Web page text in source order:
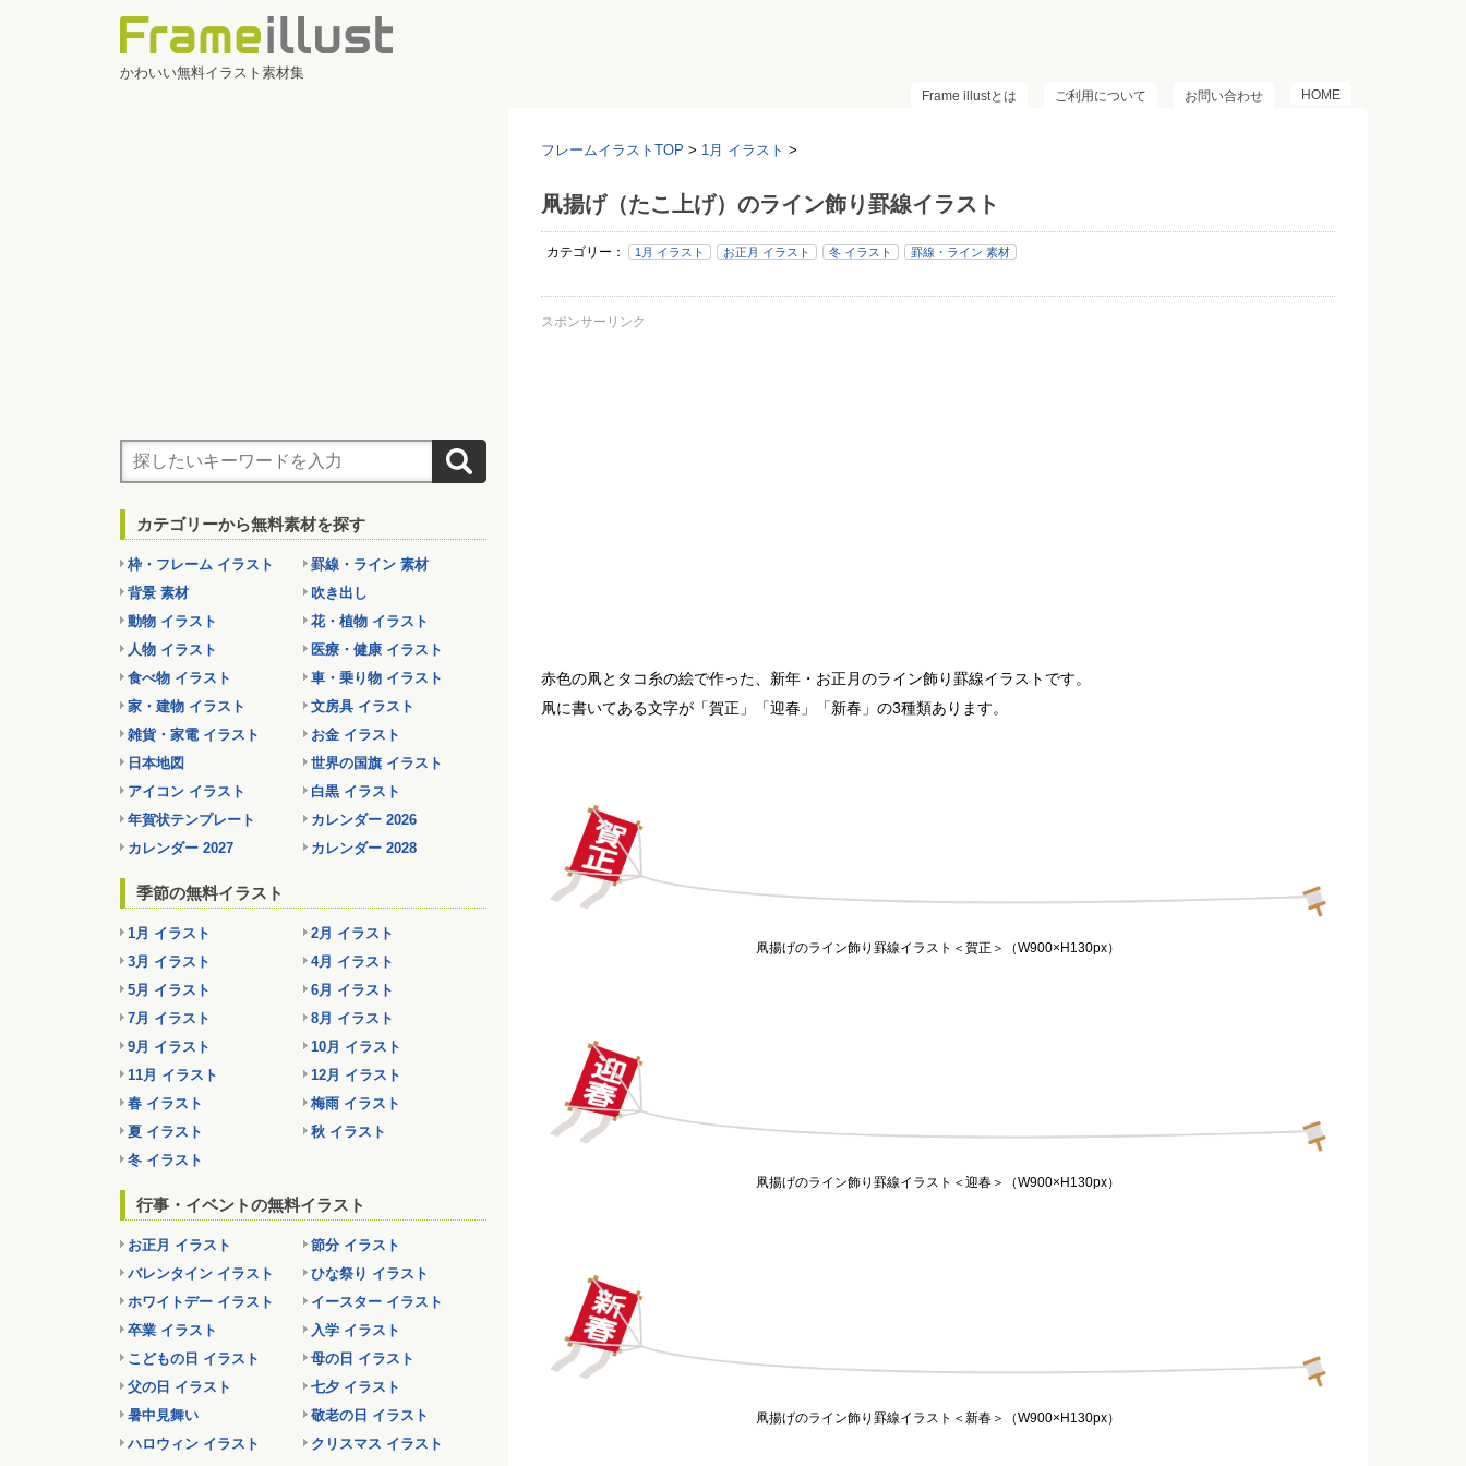
かわいい無料イラスト素材集
HOME
お問い合わせ
ご利用について
Frame illustとは
フレームイラストTOP > 1月 イラスト >
凧揚げ（たこ上げ）のライン飾り罫線イラスト
カテゴリー： 1月 イラスト お正月 イラスト 冬 イラスト 罫線・ライン 素材
スポンサーリンク
赤色の凧とタコ糸の絵で作った、新年・お正月のライン飾り罫線イラストです。
凧に書いてある文字が「賀正」「迎春」「新春」の3種類あります。
凧揚げのライン飾り罫線イラスト＜賀正＞（W900×H130px）
凧揚げのライン飾り罫線イラスト＜迎春＞（W900×H130px）
凧揚げのライン飾り罫線イラスト＜新春＞（W900×H130px）
カテゴリーから無料素材を探す
枠・フレーム イラスト
罫線・ライン 素材
背景 素材
吹き出し
動物 イラスト
花・植物 イラスト
人物 イラスト
医療・健康 イラスト
食べ物 イラスト
車・乗り物 イラスト
家・建物 イラスト
文房具 イラスト
雑貨・家電 イラスト
お金 イラスト
日本地図
世界の国旗 イラスト
アイコン イラスト
白黒 イラスト
年賀状テンプレート
カレンダー 2026
カレンダー 2027
カレンダー 2028
季節の無料イラスト
1月 イラスト
2月 イラスト
3月 イラスト
4月 イラスト
5月 イラスト
6月 イラスト
7月 イラスト
8月 イラスト
9月 イラスト
10月 イラスト
11月 イラスト
12月 イラスト
春 イラスト
梅雨 イラスト
夏 イラスト
秋 イラスト
冬 イラスト
行事・イベントの無料イラスト
お正月 イラスト
節分 イラスト
バレンタイン イラスト
ひな祭り イラスト
ホワイトデー イラスト
イースター イラスト
卒業 イラスト
入学 イラスト
こどもの日 イラスト
母の日 イラスト
父の日 イラスト
七夕 イラスト
暑中見舞い
敬老の日 イラスト
ハロウィン イラスト
クリスマス イラスト